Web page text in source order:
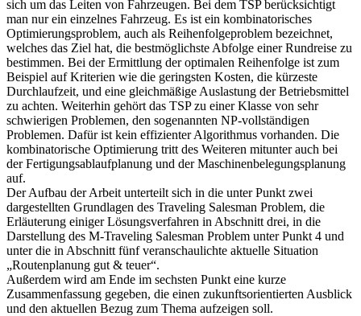
sich um das Leiten von Fahrzeugen. Bei dem TSP berücksichtigt
man nur ein einzelnes Fahrzeug. Es ist ein kombinatorisches
Optimierungsproblem, auch als Reihenfolgeproblem bezeichnet,
welches das Ziel hat, die bestmöglichste Abfolge einer Rundreise zu
bestimmen. Bei der Ermittlung der optimalen Reihenfolge ist zum
Beispiel auf Kriterien wie die geringsten Kosten, die kürzeste
Durchlaufzeit, und eine gleichmäßige Auslastung der Betriebsmittel
zu achten. Weiterhin gehört das TSP zu einer Klasse von sehr
schwierigen Problemen, den sogenannten NP-vollständigen
Problemen. Dafür ist kein effizienter Algorithmus vorhanden. Die
kombinatorische Optimierung tritt des Weiteren mitunter auch bei
der Fertigungsablaufplanung und der Maschinenbelegungsplanung
auf.
Der Aufbau der Arbeit unterteilt sich in die unter Punkt zwei
dargestellten Grundlagen des Traveling Salesman Problem, die
Erläuterung einiger Lösungsverfahren in Abschnitt drei, in die
Darstellung des M-Traveling Salesman Problem unter Punkt 4 und
unter die in Abschnitt fünf veranschaulichte aktuelle Situation
„Routenplanung gut & teuer“.
Außerdem wird am Ende im sechsten Punkt eine kurze
Zusammenfassung gegeben, die einen zukunftsorientierten Ausblick
und den aktuellen Bezug zum Thema aufzeigen soll.